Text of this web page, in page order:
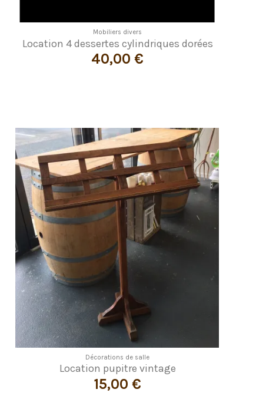
Mobiliers divers
Location 4 dessertes cylindriques dorées
40,00 €
Décorations de salle
Location pupitre vintage
15,00 €